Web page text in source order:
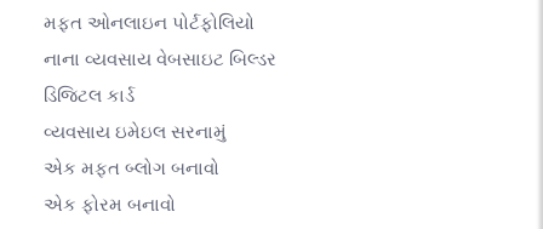
મફત ઓનલાઇન પોર્ટફોલિયો
નાના વ્યવસાય વેબસાઇટ બિલ્ડર
ડિજિટલ કાર્ડ
વ્યવસાય ઇમેઇલ સરનામું
એક મફત બ્લોગ બનાવો
એક ફોરમ બનાવો